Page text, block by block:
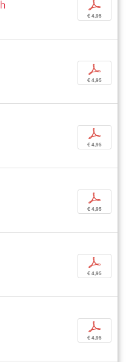
p
€ 4,95
p
€ 4,95
p
€ 4,95
p
€ 4,95
p
€ 4,95
p
€ 4,95